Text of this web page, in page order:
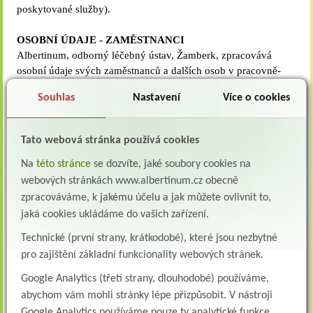
poskytované služby).
OSOBNÍ ÚDAJE - ZAMĚSTNANCI
Albertinum, odborný léčebný ústav, Žamberk, zpracovává
osobní údaje svých zaměstnanců a dalších osob v pracovně-
evidenci, o rozsahu a druhu materiálů rozhoduje zaměstnavatel
podle uvážení a s ohledem na své povinnosti. Do osobního
oprávněni na svou žádost nahlédnout nebo si z nich pořídit
opis. Zaměstnavatel je povinen zajistit ochranu osobních údajů
svých zaměstnanců před neoprávněným přístupem
nepovolaných osob nebo zneužitím.
Zpracovávání včetně ochrany osobních údajů popisuje vnitřní
INFORMAČNÍ POVINNOST
Přílohy:
Souhlas Nastavení Více o cookies
Tato webová stránka používá cookies
Na této stránce se dozvíte, jaké soubory cookies na
webových stránkách www.albertinum.cz obecně
zpracováváme, k jakému účelu a jak můžete ovlivnit to,
jaká cookies ukládáme do vašich zařízení.
Technické (první strany, krátkodobé), které jsou nezbytné
pro zajištění základní funkcionality webových stránek.
Google Analytics (třetí strany, dlouhodobé) používáme,
abychom vám mohli stránky lépe přizpůsobit. V nástroji